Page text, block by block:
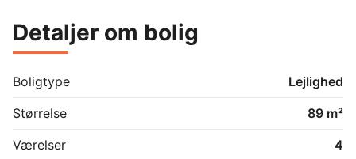
Mulighed for tilkøb af parkering i gården
Billeder er ikke fra nuværende lejer.
Kontakt os for mere info.
Detaljer om bolig
Boligtype
Lejlighed
Størrelse
89 m²
Værelser
4